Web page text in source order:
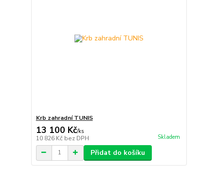
Krb zahradní TUNIS
13 100 Kč/ks
10 826 Kč bez DPH Skladem
Přidat do košíku